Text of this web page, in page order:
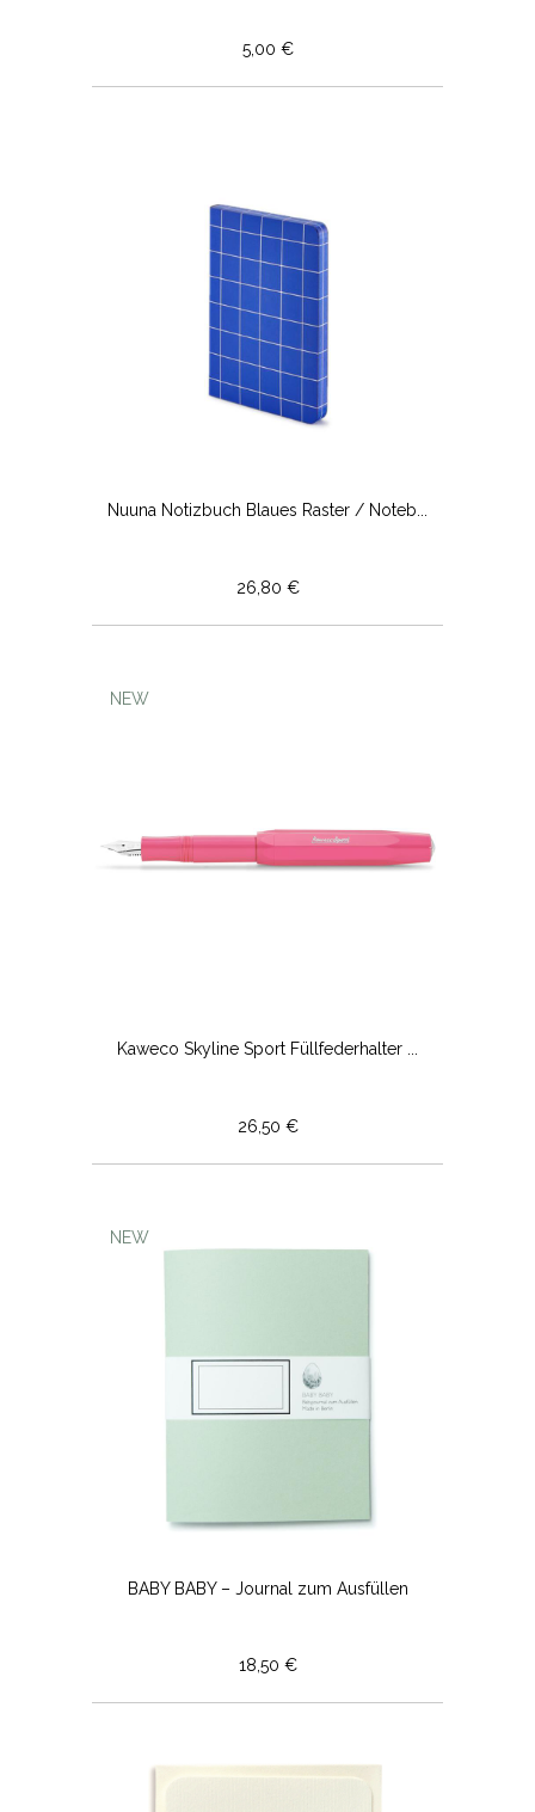
5,00 €
Nuuna Notizbuch Blaues Raster / Noteb...
26,80 €
NEW
Kaweco Skyline Sport Füllfederhalter ...
26,50 €
NEW
BABY BABY – Journal zum Ausfüllen
18,50 €